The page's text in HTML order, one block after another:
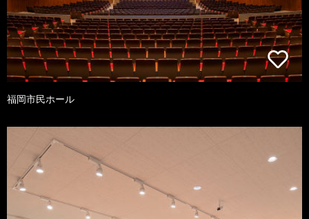
福岡市民ホール